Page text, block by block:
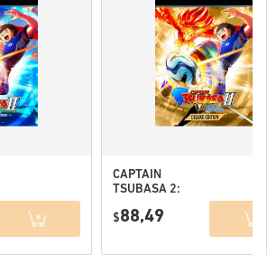
CAPTAIN
TSUBASA 2:
FIGHTERS
$88,49